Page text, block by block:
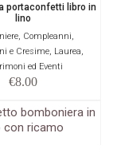
portaconfetti libro in
lino
Compleanni,
e Cresime, Laurea,
ed Eventi
€8.00